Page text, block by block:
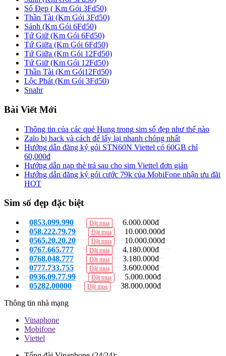
Số Đẹp ( Km Gói 3Fd50)
Thần Tài (Km Gói 3Fd50)
Sảnh (Km Gói 6Fd50)
Tứ Giữ (Km Gói 6Fd50)
Tứ Giữa (Km Gói 6Fd50)
Tứ Giữa (Km Gói 12Fd50)
Tứ Giữ (Km Gói 12Fd50)
Thần Tài (Km Gói12Fd50)
Lộc Phát (Km Gói 3Fd50)
Snahr
Bài Viết Mới
Thông tin của các quẻ Hung trong sim số đẹp như thế nào
Zalo bị hack và cách để lấy lại nhanh chóng nhất
Hướng dẫn đăng ký gói STN60N Viettel có 60GB chỉ
60,000đ
Hướng dẫn nạp thẻ trả sau cho sim Viettel đơn giản
Hướng dẫn đăng ký gói cước 79k của MobiFone nhận ưu đãi
HOT
Sim số đẹp đặc biệt
0853.099.990 Đặt mua
6.000.000đ
058.222.79.79
Đặt mua
10.000.000đ
0565.20.20.20
Đặt mua
10.000.000đ
0767.665.777
Đặt mua
4.180.000đ
0768.048.777
Đặt mua
3.180.000đ
0777.733.755
Đặt mua
3.600.000đ
0936.09.77.99
Đặt mua
5.000.000đ
05282.00000
Đặt mua
38.000.000đ
Thông tin nhà mạng
Vinaphone
Mobifone
Viettel